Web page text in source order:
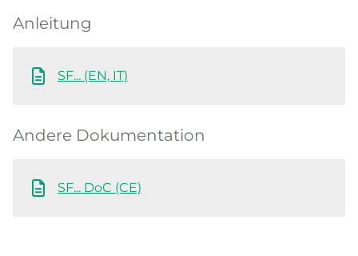
Anleitung
SF... (EN, IT)
Andere Dokumentation
SF... DoC (CE)